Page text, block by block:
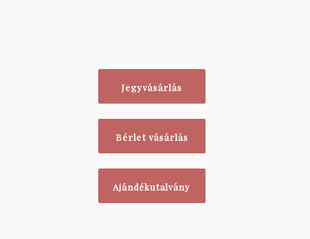
Jegyvásárlás
Bérlet vásárlás
Ajándékutalvány